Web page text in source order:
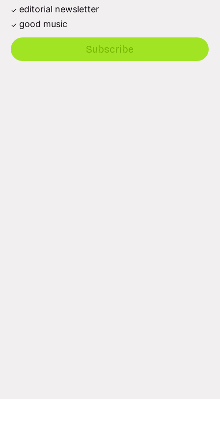
editorial newsletter
good music
Subscribe